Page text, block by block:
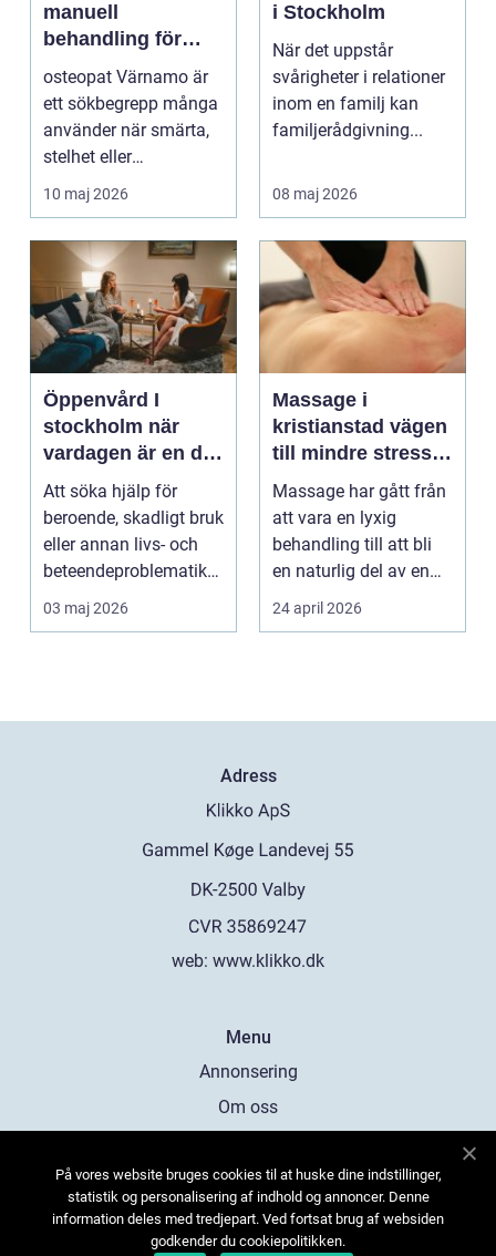
manuell
behandling för
minskad smärta
och Ökad rörlighet
osteopat Värnamo är
ett sökbegrepp många
använder när smärta,
stelhet eller
återkommande värk
börjar...
10 maj 2026
i Stockholm
När det uppstår
svårigheter i relationer
inom en familj kan
familjerådgivning...
08 maj 2026
Öppenvård I
stockholm när
vardagen är en del
av behandlingen
Att söka hjälp för
beroende, skadligt bruk
eller annan livs- och
beteendeproblematik
är ett stort st...
03 maj 2026
Massage i
kristianstad vägen
till mindre stress
och mer energi i
vardagen
Massage har gått från
att vara en lyxig
behandling till att bli
en naturlig del av en
hållbar livsst...
24 april 2026
Adress
web: www.klikko.dk
Menu
Annonsering
Om oss
Kontakta oss
Sitemap
På vores website bruges cookies til at huske dine indstillinger,
statistik og personalisering af indhold og annoncer. Denne
information deles med tredjepart. Ved fortsat brug af websiden
godkender du cookiepolitikken.